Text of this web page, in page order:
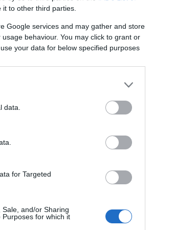
to other third parties.
Google services and may gather and store
behaviour. You may click to grant or
your data for below specified purposes
data.
for Targeted
and/or Sharing
for which it
amit meghagytak a
kazetta, amely 29 évig a